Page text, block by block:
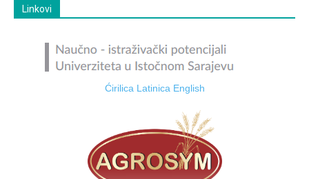
Linkovi
Ćirilica Latinica English